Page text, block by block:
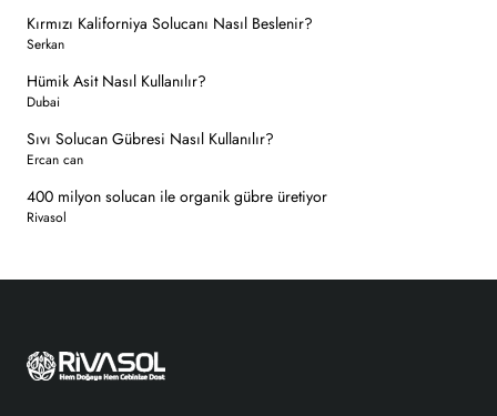
Kırmızı Kaliforniya Solucanı Nasıl Beslenir?
Serkan
Hümik Asit Nasıl Kullanılır?
Dubai
Sıvı Solucan Gübresi Nasıl Kullanılır?
Ercan can
400 milyon solucan ile organik gübre üretiyor
Rivasol